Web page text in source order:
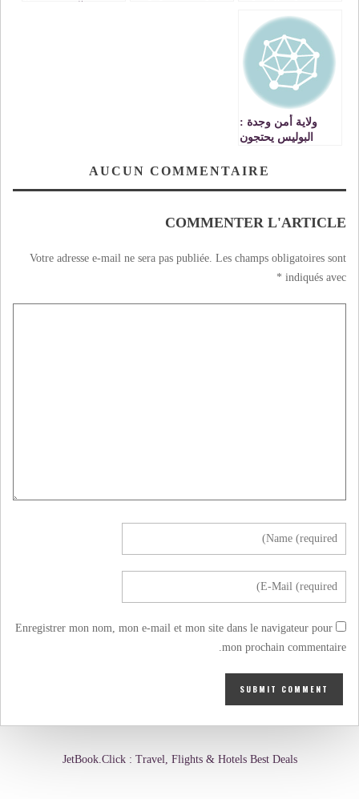
التقليدية يجتمع
بمجموعة من
رئيسات الجمعيات
ولاية أمن وجدة :
البوليس يحتجون
من يعنيهم هذا الأمرAUCUN COMMENTAIRE
COMMENTER L'ARTICLE
Votre adresse e-mail ne sera pas publiée. Les champs obligatoires sont
indiqués avec
*
Enregistrer mon nom, mon e-mail et mon site dans le navigateur pour
mon prochain commentaire.
JetBook.Click : Travel, Flights & Hotels Best Deals